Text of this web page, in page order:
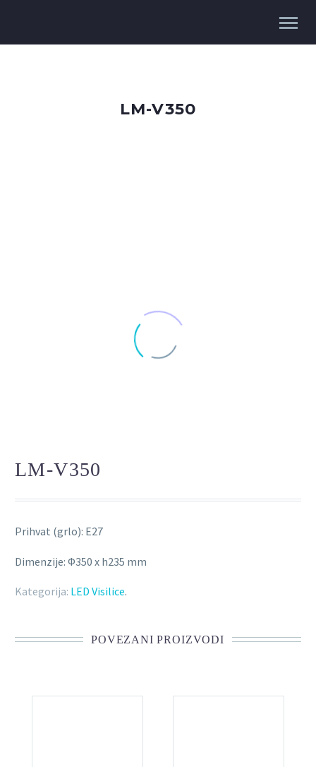
LM-V350
LM-V350
Prihvat (grlo): E27
Dimenzije: Φ350 x h235 mm
Kategorija: LED Visilice.
POVEZANI PROIZVODI